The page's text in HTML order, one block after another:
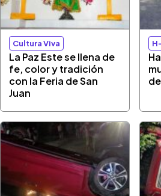
Cultura Viva
La Paz Este se llena de
fe, color y tradición
con la Feria de San
Juan